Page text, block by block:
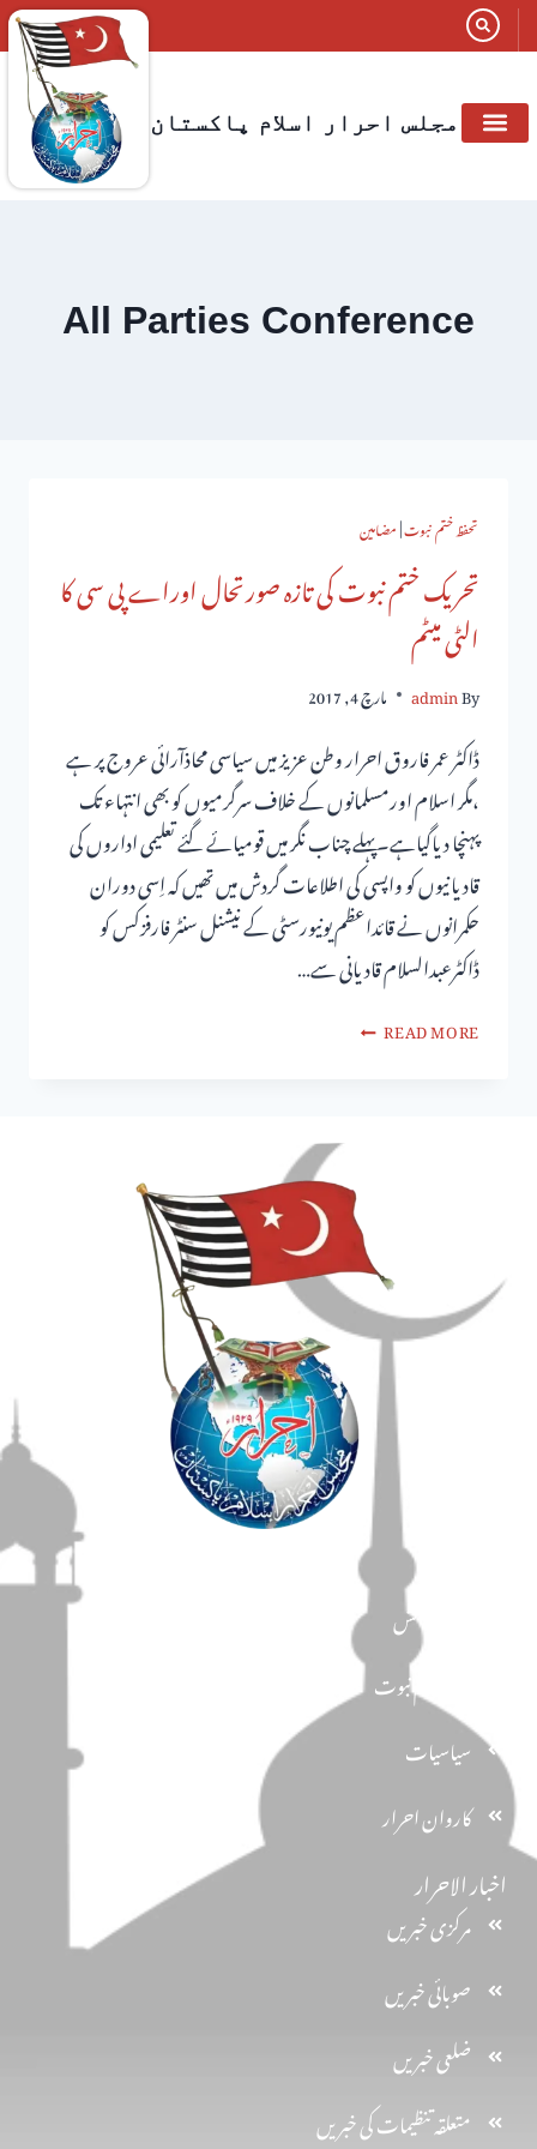
مجلس احرار اسلام پاکستان
All Parties Conference
تحفظ ختم نبوت|مضامین
تحریک ختم نبوت کی تازہ صورتحال اوراے پی سی کا
الٹی میٹم
By
admin مارچ 4, 2017
ڈاکٹر عمر فاروق احرار وطن عزیز میں سیاسی محاذآرائی عروج پر ہے
،مگر اسلام اورمسلمانوں کے خلاف سرگرمیوں کو بھی انتہاء تک
پہنچا دیاگیاہے۔پہلے چناب نگر میں قومیائے گئے تعلیمی اداروں کی
قادیانیوں کو واپسی کی اطلاعات گردش میں تھیں کہ اِسی دوران
حکمرانوں نے قائداعظم یونیورسٹی کے نیشنل سنٹر فارفزکس کو
ڈاکٹرعبدالسلام قادیانی سے…
READ MORE
اخبار الاحرار
مرکزی خبریں
صوبائی خبریں
ضلعی خبریں
متعلقہ تنظیمات کی خبریں
دین و دانش
تحفظ ختم نبوت
سیاسیات
کاروان احرار